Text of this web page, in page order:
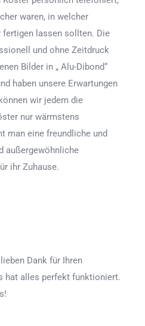
waren, in welcher
fertigen lassen sollten. Die
und ohne Zeitdruck
Bilder in „ Alu-Dibond“
haben unsere Erwartungen
wir jedem die
nur wärmstens
man eine freundliche und
außergewöhnliche
ihr Zuhause.
Dank für Ihren
hat alles perfekt funktioniert.